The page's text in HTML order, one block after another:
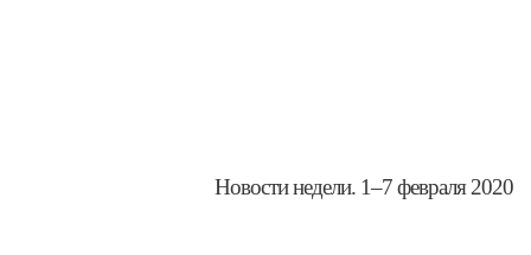
​Новости недели. 1–7 февраля 2020